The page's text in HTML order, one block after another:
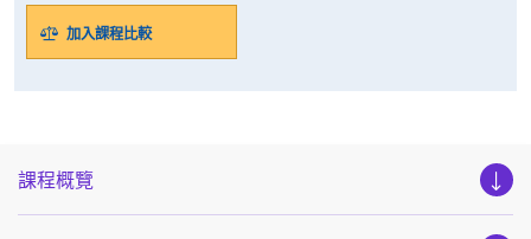
加入課程比較
課程概覽